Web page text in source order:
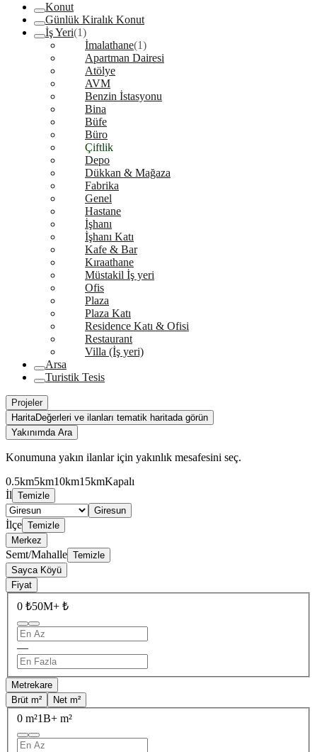
Konut
Günlük Kiralık Konut
İş Yeri(1)
İmalathane(1)
Apartman Dairesi
Atölye
AVM
Benzin İstasyonu
Bina
Büfe
Büro
Çiftlik
Depo
Dükkan & Mağaza
Fabrika
Genel
Hastane
İşhanı
İşhanı Katı
Kafe & Bar
Kıraathane
Müstakil İş yeri
Ofis
Plaza
Plaza Katı
Residence Katı & Ofisi
Restaurant
Villa (İş yeri)
Arsa
Turistik Tesis
Projeler
HaritaDeğerleri ve ilanları tematik haritada görün
Yakınımda Ara
Konumuna yakın ilanlar için yakınlık mesafesini seç.
0.5km5km10km15kmKapalı
İl Temizle
Giresun
İlçe Temizle
Merkez
Semt/Mahalle Temizle
Sayca Köyü
Fiyat
0 ₺50M+ ₺
—
Metrekare
Brüt m²
Net m²
0 m²1B+ m²